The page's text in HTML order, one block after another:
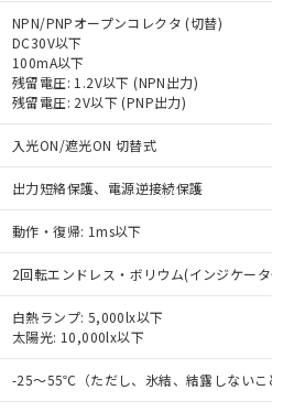
NPN/PNPオープンコレクタ (切替)
DC30V以下
100mA以下
残留電圧: 1.2V以下 (NPN出力)
残留電圧: 2V以下 (PNP出力)
入光ON/遮光ON 切替式
出力短絡保護、電源逆接続保護
動作・復帰: 1ms以下
2回転エンドレス・ボリウム(インジケータ付)
白熱ランプ: 5,000lx以下
太陽光: 10,000lx以下
-25～55℃（ただし、氷結、結露しないこと
RoHS指令（10物質）の
製品が提供可能な商品で